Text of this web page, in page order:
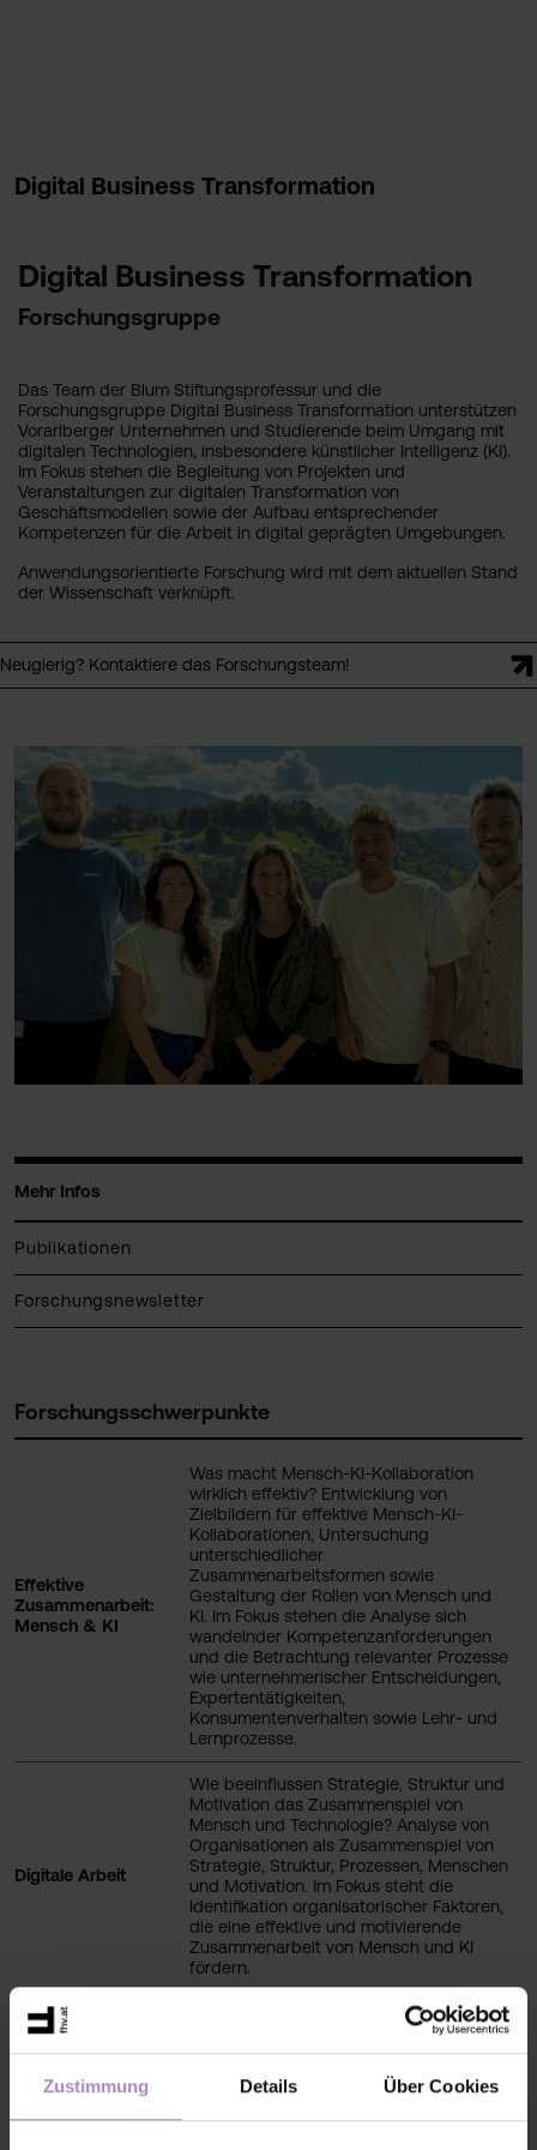
Zustimmung Details Über Cookies
Digital Business Transformation
Digital Business Transformation
Forschungsgruppe
Das Team der Blum Stiftungsprofessur und die
Forschungsgruppe Digital Business Transformation unterstützen
Vorarlberger Unternehmen und Studierende beim Umgang mit
digitalen Technologien, insbesondere künstlicher Intelligenz (KI).
Im Fokus stehen die Begleitung von Projekten und
Veranstaltungen zur digitalen Transformation von
Geschäftsmodellen sowie der Aufbau entsprechender
Kompetenzen für die Arbeit in digital geprägten Umgebungen.
Anwendungsorientierte Forschung wird mit dem aktuellen Stand
der Wissenschaft verknüpft.
Neugierig? Kontaktiere das Forschungsteam!
Mehr Infos
Publikationen
Forschungsnewsletter
Forschungsschwerpunkte
Effektive
Zusammenarbeit:
Mensch & KI
Was macht Mensch-KI-Kollaboration
wirklich effektiv? Entwicklung von
Zielbildern für effektive Mensch-KI-
Kollaborationen, Untersuchung
unterschiedlicher
Zusammenarbeitsformen sowie
Gestaltung der Rollen von Mensch und
KI. Im Fokus stehen die Analyse sich
wandelnder Kompetenzanforderungen
und die Betrachtung relevanter Prozesse
wie unternehmerischer Entscheidungen,
Expertentätigkeiten,
Konsumentenverhalten sowie Lehr- und
Lernprozesse.
Digitale Arbeit
Wie beeinflussen Strategie, Struktur und
Motivation das Zusammenspiel von
Mensch und Technologie? Analyse von
Organisationen als Zusammenspiel von
Strategie, Struktur, Prozessen, Menschen
und Motivation. Im Fokus steht die
Identifikation organisatorischer Faktoren,
die eine effektive und motivierende
Zusammenarbeit von Mensch und KI
fördern.
Digitale
Geschäftsmodelle
Was macht digitale Geschäftsmodelle
wirtschaftlich erfolgreich - heute und
morgen? Untersuchung des Einsatzes
von KI in Unternehmen zur Schaffung
nachhaltiger Wettbewerbsvorteile sowie